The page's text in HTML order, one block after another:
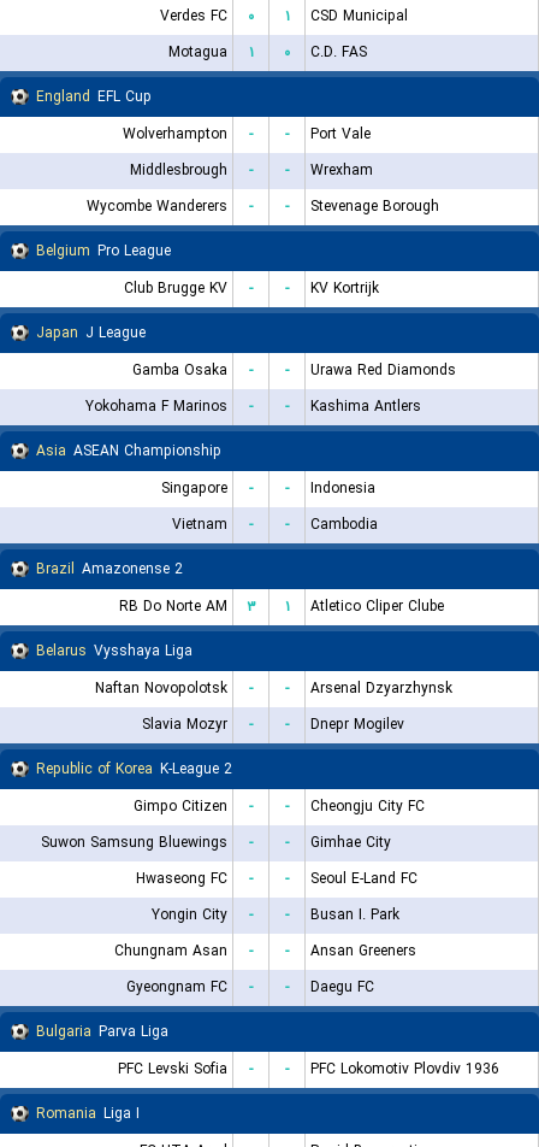
Verdes FC
۰ ۱
CSD Municipal
Motagua
۱ ۰
C.D. FAS
England EFL Cup
Wolverhampton
- -
Port Vale
Middlesbrough
- -
Wrexham
Wycombe Wanderers
- -
Stevenage Borough
Belgium Pro League
Club Brugge KV
- -
KV Kortrijk
Japan J League
Gamba Osaka
- -
Urawa Red Diamonds
Yokohama F Marinos
- -
Kashima Antlers
Asia ASEAN Championship
Singapore
- -
Indonesia
Vietnam
- -
Cambodia
Brazil Amazonense 2
RB Do Norte AM
۳ ۱
Atletico Cliper Clube
Belarus Vysshaya Liga
Naftan Novopolotsk
- -
Arsenal Dzyarzhynsk
Slavia Mozyr
- -
Dnepr Mogilev
Republic of Korea K-League 2
Gimpo Citizen
- -
Cheongju City FC
Suwon Samsung Bluewings
- -
Gimhae City
Hwaseong FC
- -
Seoul E-Land FC
Yongin City
- -
Busan I. Park
Chungnam Asan
- -
Ansan Greeners
Gyeongnam FC
- -
Daegu FC
Bulgaria Parva Liga
PFC Levski Sofia
- -
PFC Lokomotiv Plovdiv 1936
Romania Liga I